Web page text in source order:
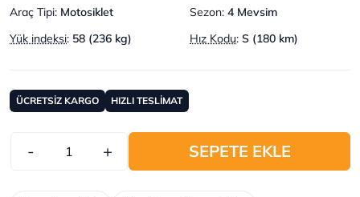
Araç Tipi: Motosiklet Sezon: 4 Mevsim
Yük indeksi: 58 (236 kg) Hız Kodu: S (180 km)
ÜCRETSİZ KARGO HIZLI TESLİMAT
- + SEPETE EKLE